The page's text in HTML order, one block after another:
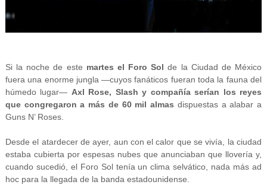
Si la noche de este martes el Foro Sol de la Ciudad de México
fuera una enorme jungla —cuyos fanáticos fueran toda la fauna del
húmedo lugar— Axl Rose, Slash y compañía serían los reyes
que congregaron a más de 60 mil almas dispuestas a alabar a
Guns N’ Roses.
Desde el atardecer de ayer, aun con el calor que se vivía, la ciudad
estaba cubierta por espesas nubes que anunciaban que llovería y,
cuando sucedió, el Foro Sol tenía un clima selvático, nada más ad
hoc para la llegada de la banda estadounidense.